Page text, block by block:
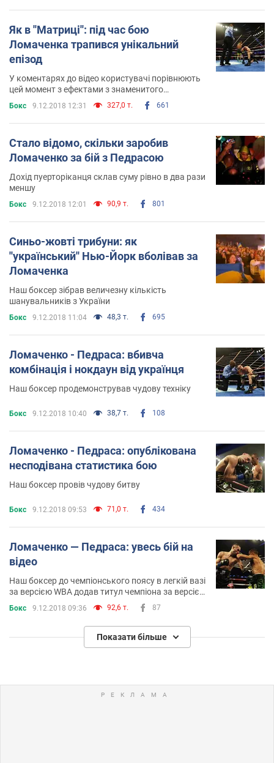
Як в ''Матриці'': під час бою
Ломаченка трапився унікальний
епізод
У коментарях до відео користувачі порівнюють
цей момент з ефектами з знаменитого
голлівудського бойовика
Бокс 9.12.2018 12:31 327,0 т. 661
Стало відомо, скільки заробив
Ломаченко за бій з Педрасою
Дохід пуерторіканця склав суму рівно в два рази
меншу
Бокс 9.12.2018 12:01 90,9 т. 801
Синьо-жовті трибуни: як
''український'' Нью-Йорк вболівав за
Ломаченка
Наш боксер зібрав величезну кількість
шанувальників з України
Бокс 9.12.2018 11:04 48,3 т. 695
Ломаченко - Педраса: вбивча
комбінація і нокдаун від українця
Наш боксер продемонстрував чудову техніку
Бокс 9.12.2018 10:40 38,7 т. 108
Ломаченко - Педраса: опублікована
несподівана статистика бою
Наш боксер провів чудову битву
Бокс 9.12.2018 09:53 71,0 т. 434
Ломаченко — Педраса: увесь бій на
відео
Наш боксер до чемпіонського поясу в легкій вазі
за версією WBA додав титул чемпіона за версією
Бокс 9.12.2018 09:36 92,6 т. 87
Показати більше